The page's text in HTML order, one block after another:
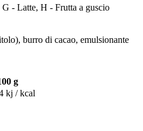
G - Latte, H - Frutta a guscio
burro di cacao, emulsionante
g
kj / kcal